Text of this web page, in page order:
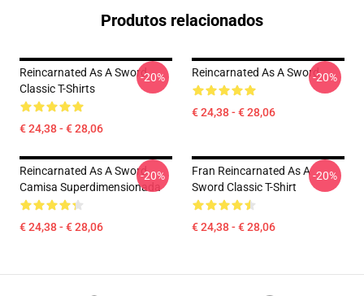
Produtos relacionados
Reincarnated As A Sword
Classic T-Shirts
€ 24,38 - € 28,06
-20% Reincarnated As A Sword
€ 24,38 - € 28,06
-20%
Reincarnated As A Sword
Camisa Superdimensionada
€ 24,38 - € 28,06
-20%
Fran Reincarnated As A
Sword Classic T-Shirt
€ 24,38 - € 28,06
-20%